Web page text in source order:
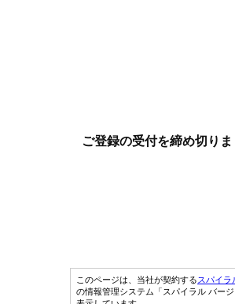
ご登録の受付を締め切りま
このページは、当社が契約するスパイラ
の情報管理システム「スパイラル バー